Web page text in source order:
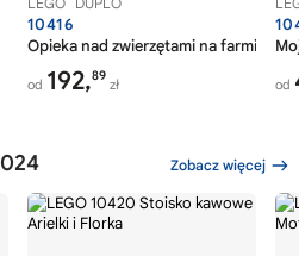
10416
Opieka nad zwierzętami na farmie
od 192,89
zł od
Zobacz więcej